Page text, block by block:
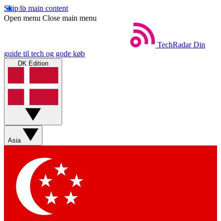
Skip to main content
Open menu Close main menu
TechRadar Din
guide til tech og gode køb
DK Edition
Asia